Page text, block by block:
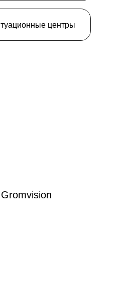
центры